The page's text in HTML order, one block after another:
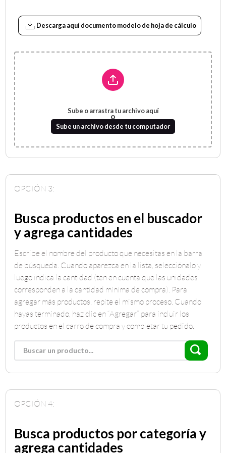
Descarga aquí documento modelo de hoja de cálculo
OPCIÓN 3:
Busca productos en el buscador
y agrega cantidades
Escribe el nombre del producto que necesitas en la barra
de búsqueda. Cuando aparezca en la lista, selecciónalo y
luego indica la cantidad (ten en cuenta que las unidades
corresponden a la cantidad mínima de compra). Para
agregar más productos, repite el mismo proceso. Cuando
hayas terminado, haz clic en “Agregar” para incluir los
productos en el carro de compra y completar tu pedido.
OPCIÓN 4:
Busca productos por categoría y
agrega cantidades